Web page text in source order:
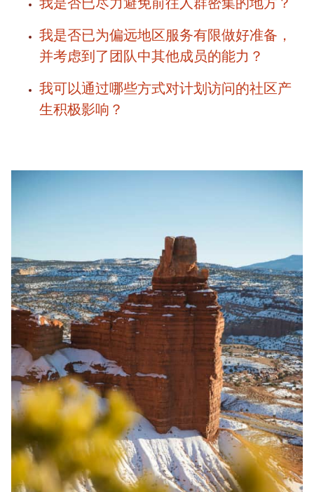
我是否已为偏远地区服务有限做好准备，
并考虑到了团队中其他成员的能力？
我可以通过哪些方式对计划访问的社区产
生积极影响？